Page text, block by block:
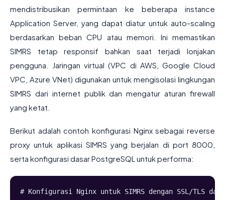
mendistribusikan permintaan ke beberapa instance
Application Server, yang dapat diatur untuk auto-scaling
berdasarkan beban CPU atau memori. Ini memastikan
SIMRS tetap responsif bahkan saat terjadi lonjakan
pengguna. Jaringan virtual (VPC di AWS, Google Cloud
VPC, Azure VNet) digunakan untuk mengisolasi lingkungan
SIMRS dari internet publik dan mengatur aturan firewall
yang ketat.
Berikut adalah contoh konfigurasi Nginx sebagai reverse
proxy untuk aplikasi SIMRS yang berjalan di port 8000,
serta konfigurasi dasar PostgreSQL untuk performa:
# Konfigurasi Nginx untuk SIMRS dengan SSL/TLS dan